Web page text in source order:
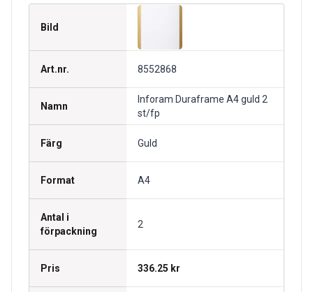
Bild
Art.nr. 8552868
Namn
Inforam Duraframe A4 guld 2
st/fp
Färg Guld
Format A4
Antal i
förpackning
2
Pris 336.25 kr